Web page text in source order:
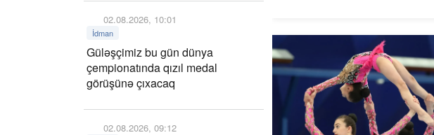
02.08.2026, 10:01
İdman
Güləşçimiz bu gün dünya
çempionatında qızıl medal
görüşünə çıxacaq
02.08.2026, 09:12